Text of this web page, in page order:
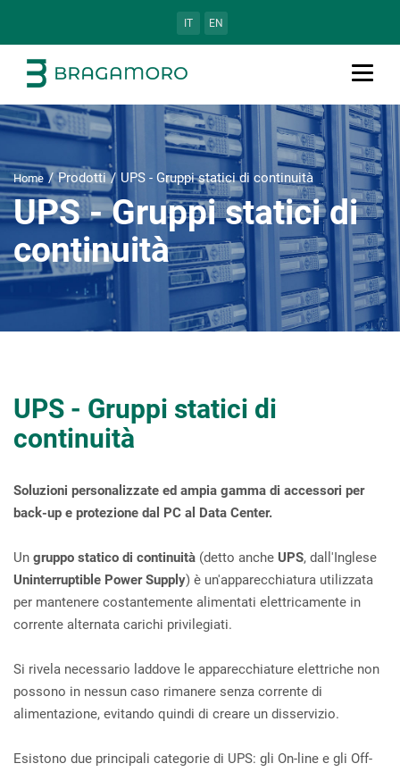
IT EN
Home Prodotti UPS - Gruppi statici di continuità
UPS - Gruppi statici di
continuità
UPS - Gruppi statici di
continuità
Soluzioni personalizzate ed ampia gamma di accessori per
back-up e protezione dal PC al Data Center.
Un gruppo statico di continuità (detto anche UPS, dall'Inglese
Uninterruptible Power Supply) è un'apparecchiatura utilizzata
per mantenere costantemente alimentati elettricamente in
corrente alternata carichi privilegiati.
Si rivela necessario laddove le apparecchiature elettriche non
possono in nessun caso rimanere senza corrente di
alimentazione, evitando quindi di creare un disservizio.
Esistono due principali categorie di UPS: gli On-line e gli Off-